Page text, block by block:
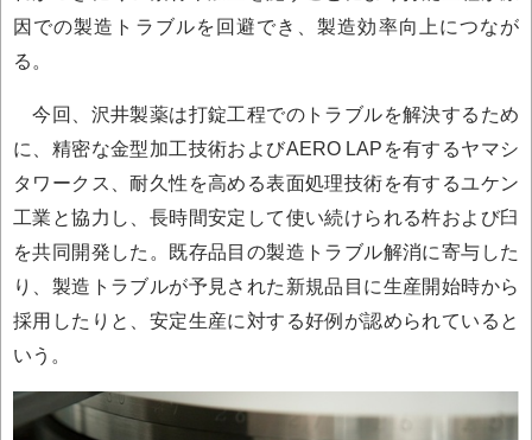
因での製造トラブルを回避でき、製造効率向上につなが
る。
今回、沢井製薬は打錠工程でのトラブルを解決するため
に、精密な金型加工技術およびAERO LAPを有するヤマシ
タワークス、耐久性を高める表面処理技術を有するユケン
工業と協力し、長時間安定して使い続けられる杵および臼
を共同開発した。既存品目の製造トラブル解消に寄与した
り、製造トラブルが予見された新規品目に生産開始時から
採用したりと、安定生産に対する好例が認められていると
いう。